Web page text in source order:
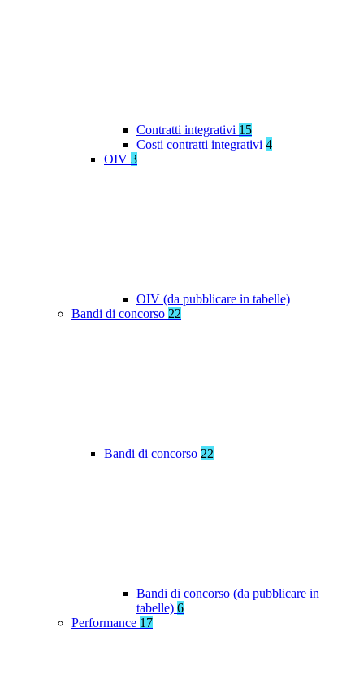
Contratti integrativi 15
Costi contratti integrativi 4
OIV 3
OIV (da pubblicare in tabelle)
Bandi di concorso 22
Bandi di concorso 22
Bandi di concorso (da pubblicare in
tabelle) 6
Performance 17